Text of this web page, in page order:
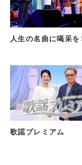
人生の名曲に喝采を
歌謡プレミアム